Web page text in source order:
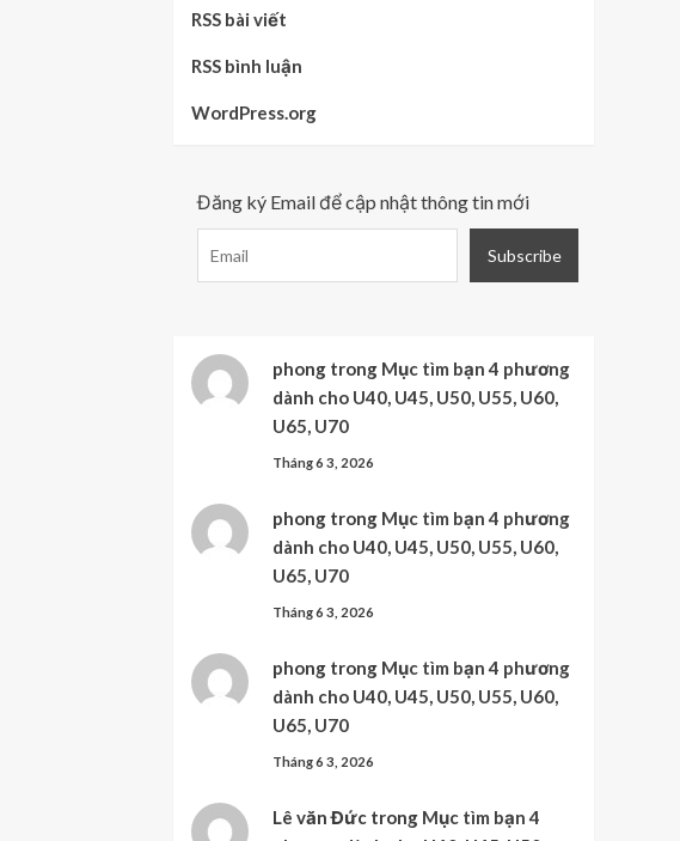
RSS bài viết
RSS bình luận
WordPress.org
Đăng ký Email để cập nhật thông tin mới
phongtrong Mục tìm bạn 4 phương
dành cho U40, U45, U50, U55, U60,
U65, U70
Tháng 6 3, 2026
phongtrong Mục tìm bạn 4 phương
dành cho U40, U45, U50, U55, U60,
U65, U70
Tháng 6 3, 2026
phongtrong Mục tìm bạn 4 phương
dành cho U40, U45, U50, U55, U60,
U65, U70
Tháng 6 3, 2026
Lê văn Đứctrong Mục tìm bạn 4